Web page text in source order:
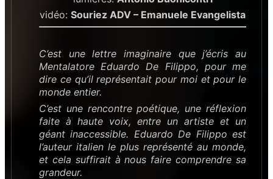
vidéo: Souriez ADV – Emanuele Evangelista
C’est une lettre imaginaire que j’écris au
Mentalatore Eduardo De Filippo, pour me
dire ce qu’il représentait pour moi et pour le
monde entier.
C’est une rencontre poétique, une réflexion
faite à haute voix, entre un artiste et un
géant inaccessible. Eduardo De Filippo est
l’auteur italien le plus représenté au monde,
et cela suffirait à nous faire comprendre sa
grandeur.